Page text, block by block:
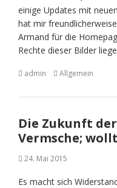
einige Updates mit
hat mir
Armand für die
Rechte dieser Bilder
admin Allgemein
Die Zukunft
Vermsche;
24. Mai 2015
Es macht sich